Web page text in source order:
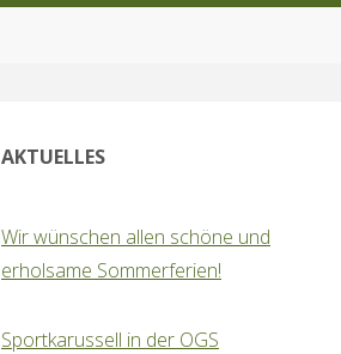
AKTUELLES
Wir wünschen allen schöne und
erholsame Sommerferien!
Sportkarussell in der OGS